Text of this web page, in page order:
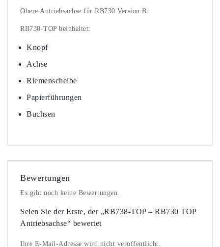
Obere Antriebsachse für RB730 Version B.
RB738-TOP beinhaltet:
Knopf
Achse
Riemenscheibe
Papierführungen
Buchsen
Bewertungen
Es gibt noch keine Bewertungen.
Seien Sie der Erste, der „RB738-TOP – RB730 TOP
Antriebsachse“ bewertet
Ihre E-Mail-Adresse wird nicht veröffentlicht.